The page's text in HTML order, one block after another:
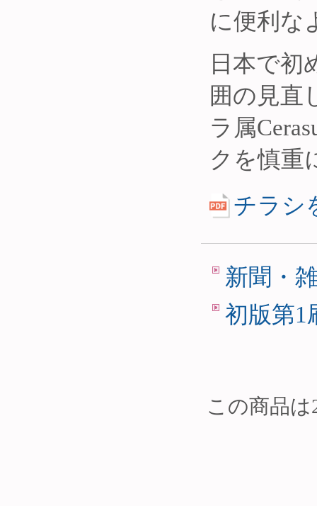
に便利な
日本で初
囲の見直
ラ属
クを慎重
チラシ
新聞・
初版第1
この商品は